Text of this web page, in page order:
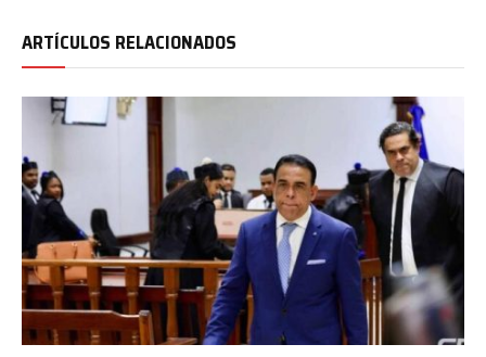
ARTÍCULOS RELACIONADOS